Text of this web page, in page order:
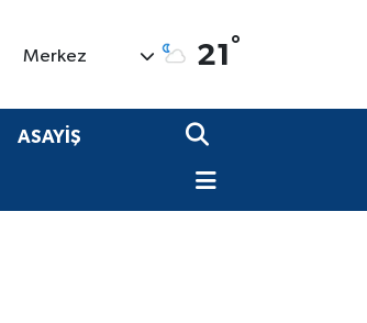
Merkez 21 °
ASAYİŞ